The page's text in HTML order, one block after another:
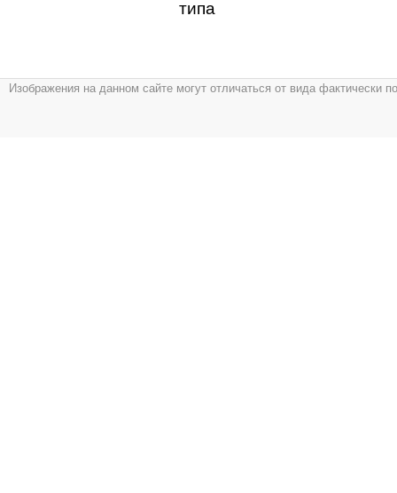
типа
Изображения на данном сайте могут отличаться от вида фактически